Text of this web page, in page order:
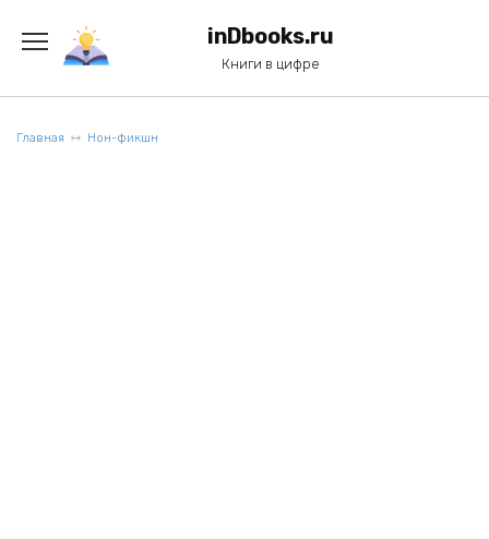
содержанию
inDbooks.ru
Книги в цифре
Главная Нон-фикшн